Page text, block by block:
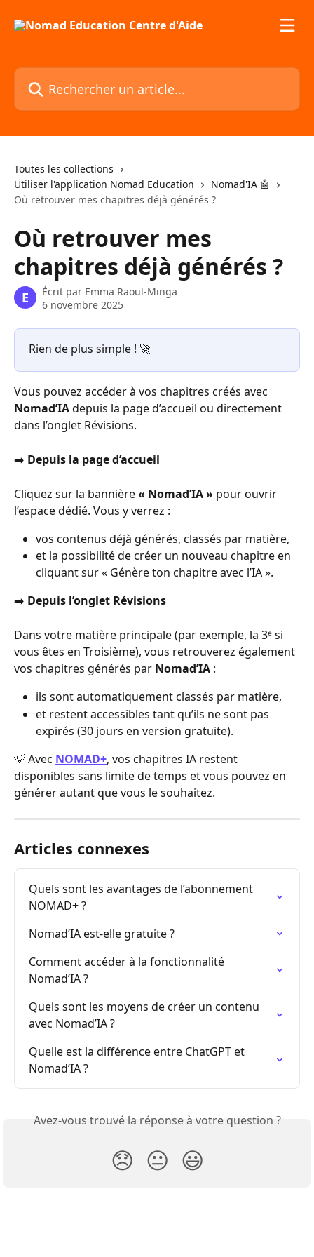
Rechercher un article...
Toutes les collections
Utiliser l'application Nomad Education
Nomad'IA 🤖
Où retrouver mes chapitres déjà générés ?
Où retrouver mes
chapitres déjà générés ?
E Écrit par Emma Raoul-Minga
6 novembre 2025
Rien de plus simple ! 🚀
Vous pouvez accéder à vos chapitres créés avec
Nomad’IA depuis la page d’accueil ou directement
dans l’onglet Révisions.
➡️ Depuis la page d’accueil
Cliquez sur la bannière « Nomad’IA » pour ouvrir
l’espace dédié. Vous y verrez :
vos contenus déjà générés, classés par matière,
et la possibilité de créer un nouveau chapitre en
cliquant sur « Génère ton chapitre avec l’IA ».
➡️ Depuis l’onglet Révisions
Dans votre matière principale (par exemple, la 3ᵉ si
vous êtes en Troisième), vous retrouverez également
vos chapitres générés par Nomad’IA :
ils sont automatiquement classés par matière,
et restent accessibles tant qu’ils ne sont pas
expirés (30 jours en version gratuite).
💡 Avec NOMAD+, vos chapitres IA restent
disponibles sans limite de temps et vous pouvez en
générer autant que vous le souhaitez.
Articles connexes
Quels sont les avantages de l’abonnement
NOMAD+ ?
Nomad’IA est-elle gratuite ?
Comment accéder à la fonctionnalité
Nomad’IA ?
Quels sont les moyens de créer un contenu
avec Nomad’IA ?
Quelle est la différence entre ChatGPT et
Nomad’IA ?
Avez-vous trouvé la réponse à votre question ?
😞 😐 😃